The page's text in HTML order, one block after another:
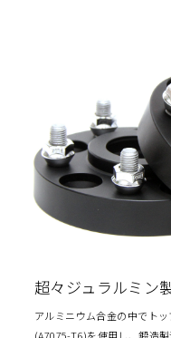
超々ジュラルミン
アルミニウム合金の中でト